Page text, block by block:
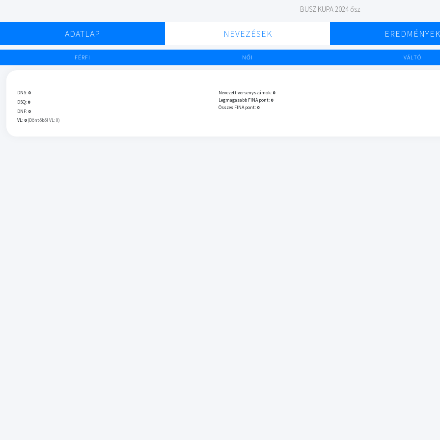
BUSZ KUPA 2024 ősz
ADATLAP NEVEZÉSEK EREDMÉNYEK
FÉRFI NŐI VÁLTÓ
DNS: 0
DSQ: 0
DNF: 0
VL: 0 (Döntőből VL: 0)
Nevezett versenyszámok: 0
Legmagasabb FINA pont: 0
Összes FINA pont: 0